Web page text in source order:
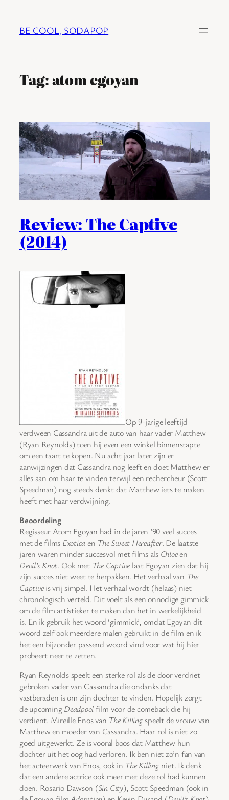
BE COOL, SODAPOP
Tag:atom egoyan
Review: The Captive
(2014)
Op 9-jarige leeftijd
verdween Cassandra uit de auto van haar vader Matthew
(Ryan Reynolds) toen hij even een winkel binnenstapte
om een taart te kopen. Nu acht jaar later zijn er
aanwijzingen dat Cassandra nog leeft en doet Matthew er
alles aan om haar te vinden terwijl een rechercheur (Scott
Speedman) nog steeds denkt dat Matthew iets te maken
heeft met haar verdwijning.
Beoordeling
Regisseur Atom Egoyan had in de jaren ’90 veel succes
met de films Exoticaen The Sweet Hereafter. De laatste
jaren waren minder succesvol met films als Chloeen
Devil’s Knot. Ook met The Captive laat Egoyan zien dat hij
zijn succes niet weet te herpakken. Het verhaal van The
Captiveis vrij simpel. Het verhaal wordt (helaas) niet
chronologisch verteld. Dit voelt als een onnodige gimmick
om de film artistieker te maken dan het in werkelijkheid
is. En ik gebruik het woord ‘gimmick’, omdat Egoyan dit
woord zelf ook meerdere malen gebruikt in de film en ik
het een bijzonder passend woord vind voor wat hij hier
probeert neer te zetten.
Ryan Reynolds speelt een sterke rol als de door verdriet
gebroken vader van Cassandra die ondanks dat
vastberaden is om zijn dochter te vinden. Hopelijk zorgt
de upcomingDeadpoolfilm voor de comeback die hij
verdient. Mireille Enos van The Killingspeelt de vrouw van
Matthew en moeder van Cassandra. Haar rol is niet zo
goed uitgewerkt. Ze is vooral boos dat Matthew hun
dochter uit het oog had verloren. Ik ben niet zo’n fan van
het acteerwerk van Enos, ook in The Killingniet. Ik denk
dat een andere actrice ook meer met deze rol had kunnen
doen. Rosario Dawson (Sin City), Scott Speedman (ook in